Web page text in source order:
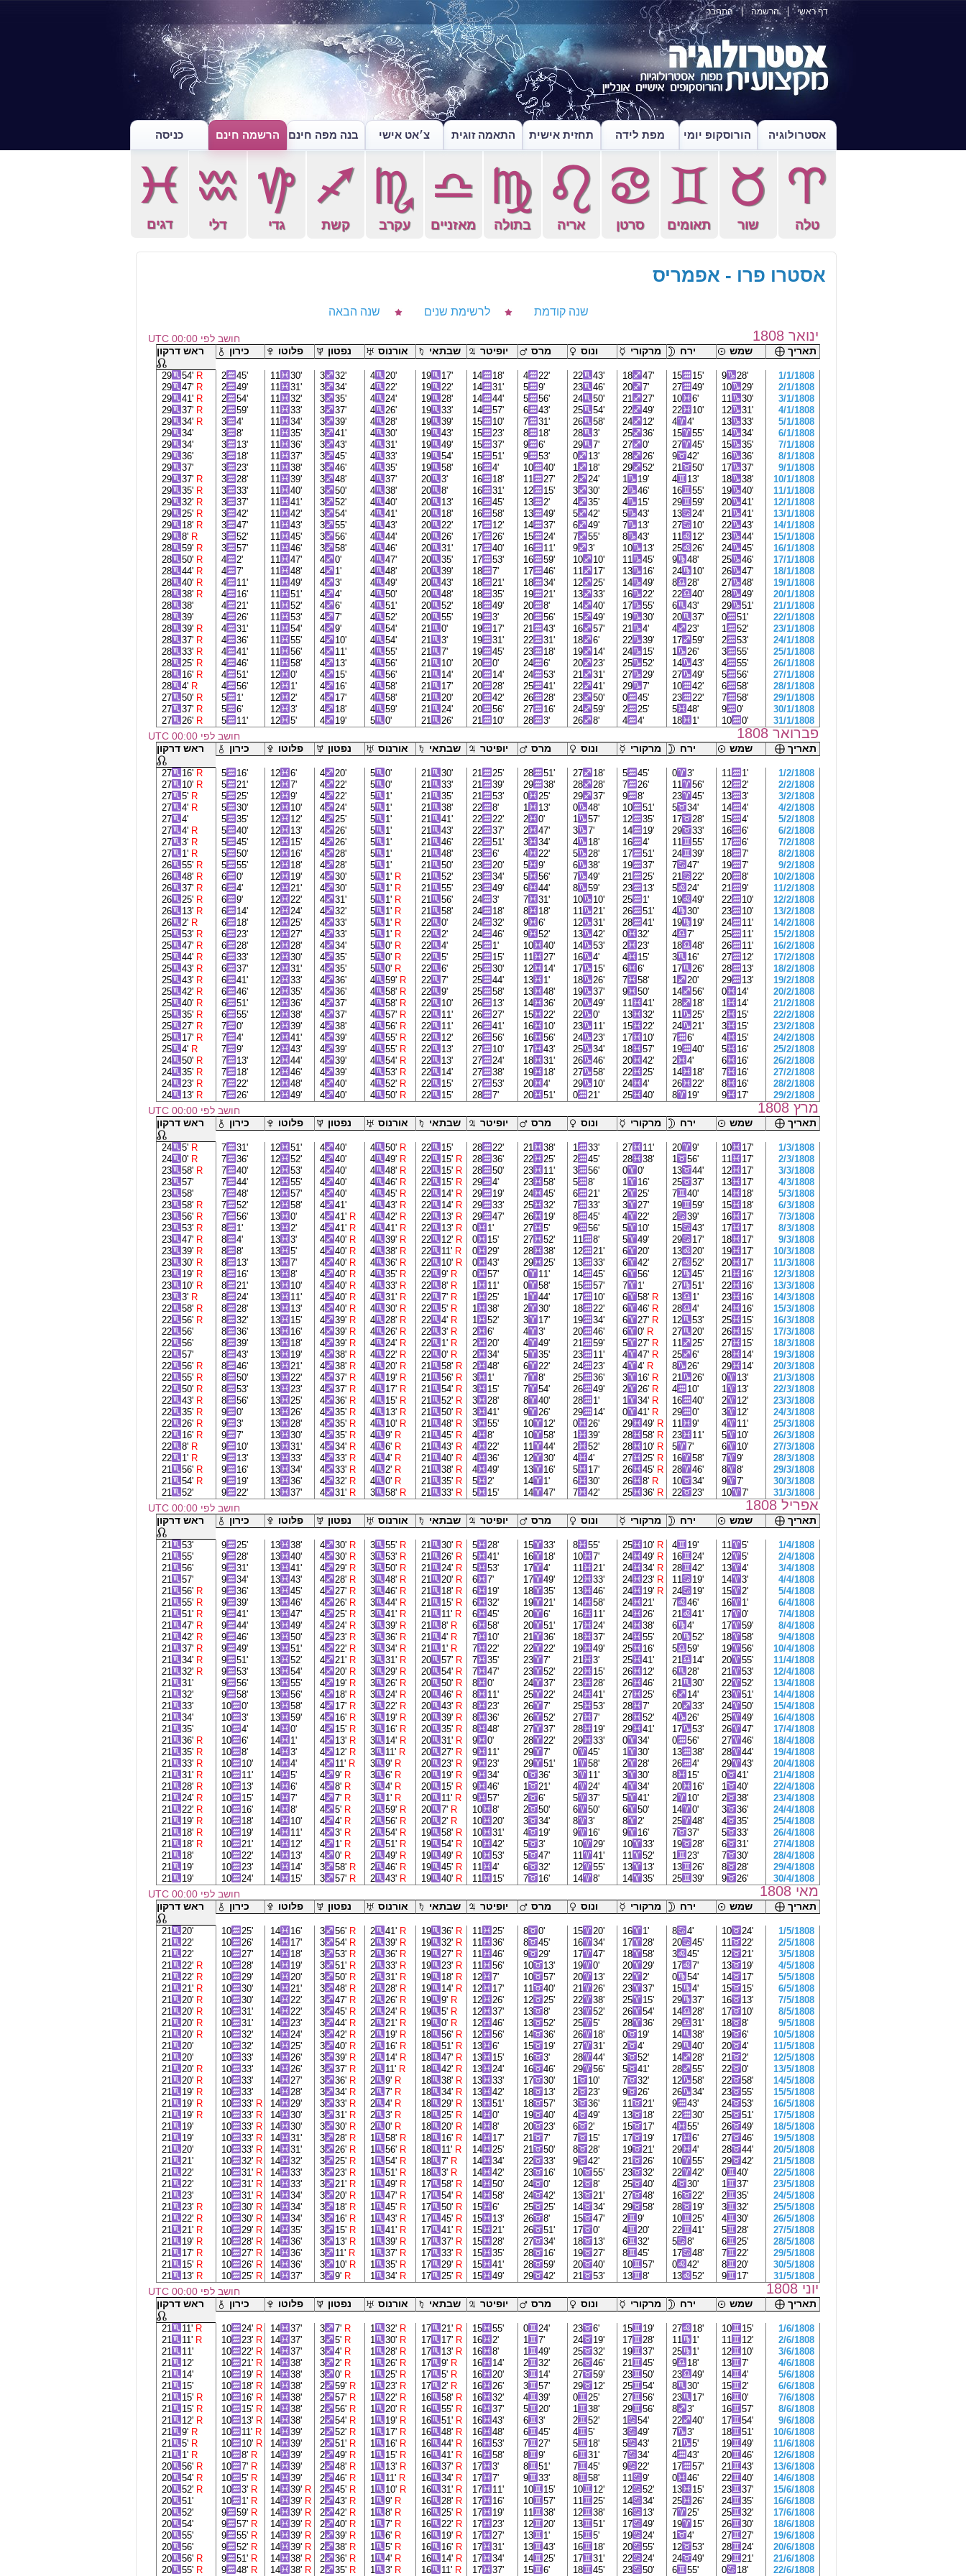
דף ראשי הרשמה התחבר
אסטרולוגיה הורוסקופ יומי מפת לידה תחזית אישית התאמה זוגית צ׳אט אישי בנה מפה חינם הרשמה חינם כניסה
a
טלה
s
שור
d
תאומים
f
סרטן
g
אריה
h
בתולה
j
מאזניים
k
עקרב
l
קשת
z
גדי
x
דלי
c
דגים
אסטרו פרו - אפמריס
שנה קודמת לרשימת שנים שנה הבאה
ינואר 1808
חושב לפי 00:00 UTC
תאריך
שמש ירח מרקורי ונוס מרס יופיטר שבתאי אורנוס נפטון פלוטו כירון ראש דרקון
1/1/1808
9 28'
15 15'
18 47'
22 43'
4 22'
14 18'
19 17'
4 20'
3 32'
11 30'
2 45'
29 54' R
2/1/1808
10 29'
27 49'
20 7'
23 46'
5 9'
14 31'
19 22'
4 22'
3 34'
11 31'
2 49'
29 47' R
3/1/1808
11 30'
10 6'
21 27'
24 50'
5 56'
14 44'
19 28'
4 24'
3 35'
11 32'
2 54'
29 41' R
4/1/1808
12 31'
22 10'
22 49'
25 54'
6 43'
14 57'
19 33'
4 26'
3 37'
11 33'
2 59'
29 37' R
5/1/1808
13 33'
4 4'
24 12'
26 58'
7 31'
15 10'
19 39'
4 28'
3 39'
11 34'
3 4'
29 34' R
6/1/1808
14 34'
15 55'
25 36'
28 3'
8 18'
15 23'
19 43'
4 30'
3 41'
11 35'
3 8'
29
34'
7/1/1808
15 35'
27 45'
27 0'
29 7'
9 6'
15 37'
19 49'
4 31'
3 43'
11 36'
3 13'
29
34'
8/1/1808
16 36'
9 42'
28 26'
0 13'
9 53'
15 51'
19 54'
4 33'
3 45'
11 37'
3 18'
29
36'
9/1/1808
17 37'
21 50'
29 52'
1 18'
10 40'
16 4'
19 58'
4 35'
3 46'
11 38'
3 23'
29
37'
10/1/1808
18 38'
4 13'
1 19'
2 24'
11 27'
16 18'
20 3'
4 37'
3 48'
11 39'
3 28'
29 37' R
11/1/1808
19 40'
16 55'
2 46'
3 30'
12 15'
16 31'
20 8'
4 38'
3 50'
11 40'
3 33'
29 35' R
12/1/1808
20 41'
29 59'
4 15'
4 35'
13 2'
16 45'
20 13'
4 40'
3 52'
11 41'
3 37'
29 32' R
13/1/1808
21 41'
13 24'
5 43'
5 42'
13 49'
16 58'
20 18'
4 41'
3 54'
11 42'
3 42'
29 25' R
14/1/1808
22 43'
27 10'
7 13'
6 49'
14 37'
17 12'
20 22'
4 43'
3 55'
11 43'
3 47'
29 18' R
15/1/1808
23 44'
11 12'
8 43'
7 55'
15 24'
17 26'
20 26'
4 44'
3 56'
11 45'
3 52'
29 8' R
16/1/1808
24 45'
25 26'
10 13'
9 3'
16 11'
17 40'
20 31'
4 46'
3 58'
11 46'
3 57'
28 59' R
17/1/1808
25 46'
9 48'
11 45'
10 10'
16 59'
17 53'
20 35'
4 47'
4 0'
11 47'
4 2'
28 50' R
18/1/1808
26 47'
24 10'
13 16'
11 17'
17 46'
18 7'
20 39'
4 48'
4 1'
11 48'
4 7'
28 44' R
19/1/1808
27 48'
8 28'
14 49'
12 25'
18 34'
18 21'
20 43'
4 49'
4 3'
11 49'
4 11'
28 40' R
20/1/1808
28 49'
22 40'
16 22'
13 33'
19 21'
18 35'
20 48'
4 50'
4 4'
11 51'
4 16'
28 38' R
21/1/1808
29 51'
6 43'
17 55'
14 40'
20 8'
18 49'
20 52'
4 51'
4 6'
11 52'
4 21'
28
38'
22/1/1808
0 51'
20 37'
19 30'
15 49'
20 56'
19 3'
20 55'
4 52'
4 7'
11 53'
4 26'
28
39'
23/1/1808
1 52'
4 23'
21 4'
16 57'
21 43'
19 17'
21 0'
4 54'
4 9'
11 54'
4 31'
28 39' R
24/1/1808
2 53'
17 59'
22 39'
18 6'
22 31'
19 31'
21 3'
4 54'
4 10'
11 55'
4 36'
28 37' R
25/1/1808
3 55'
1 26'
24 15'
19 14'
23 18'
19 45'
21 7'
4 55'
4 11'
11 56'
4 41'
28 33' R
26/1/1808
4 55'
14 43'
25 52'
20 23'
24 6'
20 0'
21 10'
4 56'
4 13'
11 58'
4 46'
28 25' R
27/1/1808
5 56'
27 49'
27 29'
21 31'
24 53'
20 14'
21 14'
4 56'
4 15'
12 0'
4 51'
28 16' R
28/1/1808
6 58'
10 42'
29 7'
22 41'
25 41'
20 28'
21 17'
4 58'
4 16'
12 1'
4 56'
28 4' R
29/1/1808
7 58'
23 22'
0 45'
23 50'
26 28'
20 42'
21 20'
4 58'
4 17'
12 2'
5 1'
27 50' R
30/1/1808
9 0'
5 48'
2 25'
24 59'
27 16'
20 56'
21 24'
4 59'
4 18'
12 3'
5 6'
27 37' R
31/1/1808
10 0'
18 1'
4 4'
26 8'
28 3'
21 10'
21 26'
5 0'
4 19'
12 5'
5 11'
27 26' R
פברואר 1808
חושב לפי 00:00 UTC
תאריך
שמש ירח מרקורי ונוס מרס יופיטר שבתאי אורנוס נפטון פלוטו כירון ראש דרקון
1/2/1808
11 1'
0 3'
5 45'
27 18'
28 51'
21 25'
21 30'
5 0'
4 20'
12 6'
5 16'
27 16' R
2/2/1808
12 2'
11 56'
7 26'
28 28'
29 38'
21 39'
21 33'
5 0'
4 22'
12 7'
5 21'
27 10' R
3/2/1808
13 3'
23 45'
9 8'
29 37'
0 25'
21 53'
21 35'
5 1'
4 22'
12 9'
5 25'
27 5' R
4/2/1808
14 4'
5 34'
10 51'
0 48'
1 13'
22 8'
21 38'
5 1'
4 24'
12 10'
5 30'
27 4' R
5/2/1808
15 4'
17 28'
12 35'
1 57'
2 0'
22 22'
21 41'
5 1'
4 25'
12 12'
5 35'
27
4'
6/2/1808
16 6'
29 33'
14 19'
3 7'
2 47'
22 37'
21 43'
5 1'
4 26'
12 13'
5 40'
27 4' R
7/2/1808
17 6'
11 55'
16 4'
4 18'
3 34'
22 51'
21 46'
5 1'
4 26'
12 15'
5 45'
27 3' R
8/2/1808
18 7'
24 39'
17 51'
5 28'
4 22'
23 6'
21 48'
5 1'
4 28'
12 16'
5 50'
27 1' R
9/2/1808
19 7'
7 47'
19 37'
6 38'
5 9'
23 20'
21 50'
5 1'
4 28'
12 18'
5 55'
26 55' R
10/2/1808
20 8'
21 22'
21 25'
7 49'
5 56'
23 34'
21 52'
5 1' R
4 30'
12 19'
6 0'
26 48' R
11/2/1808
21 9'
5 24'
23 13'
8 59'
6 44'
23 49'
21 55'
5 1' R
4 30'
12 21'
6 4'
26 37' R
12/2/1808
22 10'
19 49'
25 1'
10 10'
7 31'
24 3'
21 56'
5 1' R
4 31'
12 22'
6 9'
26 25' R
13/2/1808
23 10'
4 30'
26 51'
11 21'
8 18'
24 18'
21 58'
5 1' R
4 32'
12 24'
6 14'
26 13' R
14/2/1808
24 11'
19 19'
28 41'
12 31'
9 6'
24 32'
22 0'
5 1' R
4 33'
12 25'
6 18'
26 2' R
15/2/1808
25 11'
4 7'
0 32'
13 42'
9 52'
24 46'
22 2'
5 1' R
4 33'
12 27'
6 23'
25 53' R
16/2/1808
26 11'
18 48'
2 23'
14 53'
10 40'
25 1'
22 4'
5 0' R
4 34'
12 28'
6 28'
25 47' R
17/2/1808
27 12'
3 16'
4 15'
16 4'
11 27'
25 15'
22 5'
5 0' R
4 35'
12 30'
6 33'
25 44' R
18/2/1808
28 13'
17 26'
6 6'
17 15'
12 14'
25 30'
22 6'
5 0' R
4 35'
12 31'
6 37'
25 43' R
19/2/1808
29 13'
1 20'
7 58'
18 26'
13 1'
25 44'
22 7'
4 59' R
4 36'
12 33'
6 41'
25 43' R
20/2/1808
0 14'
14 56'
9 50'
19 37'
13 48'
25 58'
22 9'
4 58' R
4 36'
12 35'
6 46'
25 42' R
21/2/1808
1 14'
28 18'
11 41'
20 49'
14 36'
26 13'
22 10'
4 58' R
4 37'
12 36'
6 51'
25 40' R
22/2/1808
2 15'
11 25'
13 32'
22 0'
15 22'
26 27'
22 11'
4 57' R
4 37'
12 38'
6 55'
25 35' R
23/2/1808
3 15'
24 21'
15 22'
23 11'
16 10'
26 41'
22 11'
4 56' R
4 38'
12 39'
7 0'
25 27' R
24/2/1808
4 15'
7 6'
17 10'
24 23'
16 56'
26 56'
22 12'
4 55' R
4 39'
12 41'
7 4'
25 17' R
25/2/1808
5 16'
19 40'
18 57'
25 34'
17 43'
27 10'
22 13'
4 55' R
4 39'
12 43'
7 9'
25 4' R
26/2/1808
6 16'
2 4'
20 42'
26 46'
18 31'
27 24'
22 13'
4 54' R
4 39'
12 44'
7 13'
24 50' R
27/2/1808
7 16'
14 18'
22 25'
27 58'
19 18'
27 38'
22 14'
4 53' R
4 39'
12 46'
7 18'
24 35' R
28/2/1808
8 16'
26 22'
24 4'
29 10'
20 4'
27 53'
22 15'
4 52' R
4 40'
12 48'
7 22'
24 23' R
29/2/1808
9 17'
8 19'
25 40'
0 21'
20 51'
28 7'
22 15'
4 50' R
4 40'
12 49'
7 26'
24 13' R
מרץ 1808
חושב לפי 00:00 UTC
תאריך
שמש ירח מרקורי ונוס מרס יופיטר שבתאי אורנוס נפטון פלוטו כירון ראש דרקון
1/3/1808
10 17'
20 9'
27 11'
1 33'
21 38'
28 22'
22 15'
4 50' R
4 40'
12 51'
7 31'
24 5' R
2/3/1808
11 17'
1 56'
28 38'
2 45'
22 25'
28 36'
22 15' R
4 49' R
4 40'
12 52'
7 36'
24 0' R
3/3/1808
12 17'
13 44'
0 0'
3 56'
23 11'
28 50'
22 15' R
4 48' R
4 40'
12 53'
7 40'
23 58' R
4/3/1808
13 17'
25 37'
1 16'
5 8'
23 58'
29 4'
22 15' R
4 46' R
4 40'
12 55'
7 44'
23
57'
5/3/1808
14 18'
7 40'
2 25'
6 21'
24 45'
29 19'
22 14' R
4 45' R
4 40'
12 57'
7 48'
23
58'
6/3/1808
15 18'
19 59'
3 27'
7 33'
25 32'
29 33'
22 14' R
4 43' R
4 41'
12 58'
7 52'
23 58' R
7/3/1808
16 17'
2 39'
4 22'
8 45'
26 19'
29 47'
22 13' R
4 42' R
4 41' R
13 0'
7 56'
23 56' R
8/3/1808
17 17'
15 43'
5 10'
9 56'
27 5'
0 1'
22 13' R
4 41' R
4 41' R
13 2'
8 1'
23 53' R
9/3/1808
18 17'
29 17'
5 49'
11 8'
27 52'
0 15'
22 12' R
4 39' R
4 40' R
13 3'
8 4'
23 47' R
10/3/1808
19 17'
13 20'
6 20'
12 21'
28 38'
0 29'
22 11' R
4 38' R
4 40' R
13 5'
8 8'
23 39' R
11/3/1808
20 17'
27 52'
6 42'
13 33'
29 25'
0 43'
22 10' R
4 36' R
4 40' R
13 7'
8 13'
23 30' R
12/3/1808
21 16'
12 45'
6 56'
14 45'
0 11'
0 57'
22 9' R
4 35' R
4 40' R
13 8'
8 16'
23 19' R
13/3/1808
22 16'
27 51'
7 1'
15 57'
0 58'
1 11'
22 8' R
4 33' R
4 40' R
13 10'
8 21'
23 10' R
14/3/1808
23 16'
13 1'
6 58' R
17 10'
1 44'
1 25'
22 7' R
4 31' R
4 40' R
13 11'
8 24'
23 3' R
15/3/1808
24 16'
28 4'
6 46' R
18 22'
2 30'
1 38'
22 5' R
4 30' R
4 40' R
13 13'
8 28'
22 58' R
16/3/1808
25 15'
12 53'
6 27' R
19 34'
3 17'
1 52'
22 4' R
4 28' R
4 39' R
13 15'
8 32'
22 56' R
17/3/1808
26 15'
27 20'
6 0' R
20 46'
4 3'
2 6'
22 3' R
4 26' R
4 39' R
13 16'
8 36'
22
56'
18/3/1808
27 15'
11 25'
5 27' R
21 59'
4 49'
2 20'
22 1' R
4 24' R
4 39' R
13 18'
8 39'
22
56'
19/3/1808
28 14'
25 6'
4 47' R
23 11'
5 35'
2 34'
22 0' R
4 22' R
4 38' R
13 19'
8 43'
22
57'
20/3/1808
29 14'
8 26'
4 4' R
24 23'
6 22'
2 48'
21 58' R
4 20' R
4 38' R
13 21'
8 46'
22 56' R
21/3/1808
0 13'
21 26'
3 16' R
25 36'
7 8'
3 1'
21 56' R
4 19' R
4 37' R
13 22'
8 50'
22 55' R
22/3/1808
1 13'
4 10'
2 26' R
26 49'
7 54'
3 15'
21 54' R
4 17' R
4 37' R
13 23'
8 53'
22 50' R
23/3/1808
2 12'
16 40'
1 34' R
28 1'
8 40'
3 28'
21 52' R
4 15' R
4 36' R
13 25'
8 56'
22 43' R
24/3/1808
3 12'
29 0'
0 41' R
29 14'
9 26'
3 41'
21 50' R
4 13' R
4 35' R
13 26'
9 0'
22 35' R
25/3/1808
4 11'
11 9'
29 49' R
0 26'
10 12'
3 55'
21 48' R
4 10' R
4 35' R
13 28'
9 3'
22 26' R
26/3/1808
5 10'
23 11'
28 58' R
1 39'
10 58'
4 8'
21 45' R
4 9' R
4 35' R
13 30'
9 7'
22 16' R
27/3/1808
6 10'
5 7'
28 10' R
2 52'
11 44'
4 22'
21 43' R
4 6' R
4 34' R
13 31'
9 10'
22 8' R
28/3/1808
7 9'
16 58'
27 25' R
4 4'
12 30'
4 36'
21 40' R
4 4' R
4 33' R
13 33'
9 13'
22 1' R
29/3/1808
8 8'
28 46'
26 45' R
5 17'
13 16'
4 49'
21 38' R
4 2' R
4 33' R
13 34'
9 16'
21 56' R
30/3/1808
9 7'
10 34'
26 8' R
6 30'
14 1'
5 2'
21 35' R
4 0' R
4 32' R
13 36'
9 19'
21 54' R
31/3/1808
10 7'
22 23'
25 36' R
7 42'
14 47'
5 15'
21 33' R
3 58' R
4 31' R
13 37'
9 22'
21 52'
אפריל 1808
חושב לפי 00:00 UTC
תאריך
שמש ירח מרקורי ונוס מרס יופיטר שבתאי אורנוס נפטון פלוטו כירון ראש דרקון
1/4/1808
11 5'
4 19'
25 10' R
8 55'
15 33'
5 28'
21 30' R
3 55' R
4 30' R
13 38'
9 25'
21
53'
2/4/1808
12 5'
16 24'
24 49' R
10 7'
16 18'
5 41'
21 26' R
3 53' R
4 30' R
13 40'
9 28'
21
55'
3/4/1808
13 4'
28 42'
24 34' R
11 21'
17 4'
5 53'
21 24' R
3 50' R
4 29' R
13 41'
9 31'
21
56'
4/4/1808
14 3'
11 19'
24 23' R
12 33'
17 49'
6 7'
21 20' R
3 48' R
4 28' R
13 43'
9 34'
21
57'
5/4/1808
15 2'
24 19'
24 19' R
13 46'
18 35'
6 19'
21 18' R
3 46' R
4 27' R
13 45'
9 36'
21 56' R
6/4/1808
16 1'
7 46'
24 21'
14 58'
19 21'
6 32'
21 15' R
3 44' R
4 26' R
13 46'
9 39'
21 55' R
7/4/1808
17 0'
21 41'
24 26'
16 11'
20 6'
6 45'
21 11' R
3 41' R
4 25' R
13 47'
9 41'
21 51' R
8/4/1808
17 59'
6 4'
24 38'
17 24'
20 51'
6 58'
21 8' R
3 39' R
4 24' R
13 49'
9 44'
21 47' R
9/4/1808
18 58'
20 52'
24 55'
18 37'
21 36'
7 10'
21 4' R
3 36' R
4 23' R
13 50'
9 46'
21 42' R
10/4/1808
19 56'
5 59'
25 16'
19 49'
22 22'
7 22'
21 1' R
3 34' R
4 22' R
13 51'
9 49'
21 37' R
11/4/1808
20 55'
21 14'
25 41'
21 3'
23 7'
7 35'
20 57' R
3 31' R
4 21' R
13 52'
9 51'
21 34' R
12/4/1808
21 53'
6 28'
26 12'
22 15'
23 52'
7 47'
20 54' R
3 29' R
4 20' R
13 54'
9 53'
21 32' R
13/4/1808
22 52'
21 30'
26 46'
23 28'
24 37'
8 0'
20 50' R
3 26' R
4 19' R
13 55'
9 56'
21
31'
14/4/1808
23 51'
6 14'
27 25'
24 41'
25 22'
8 11'
20 46' R
3 24' R
4 18' R
13 56'
9 58'
21
32'
15/4/1808
24 50'
20 33'
28 7'
25 53'
26 7'
8 23'
20 43' R
3 22' R
4 17' R
13 58'
10 0'
21
33'
16/4/1808
25 49'
4 26'
28 52'
27 7'
26 52'
8 36'
20 39' R
3 19' R
4 16' R
13 59'
10 3'
21
34'
17/4/1808
26 47'
17 53'
29 41'
28 19'
27 37'
8 48'
20 35' R
3 16' R
4 15' R
14 0'
10 4'
21
35'
18/4/1808
27 46'
0 56'
0 34'
29 33'
28 22'
9 0'
20 31' R
3 14' R
4 13' R
14 1'
10 6'
21 36' R
19/4/1808
28 44'
13 38'
1 30'
0 45'
29 7'
9 11'
20 27' R
3 11' R
4 12' R
14 3'
10 8'
21 35' R
20/4/1808
29 43'
26 4'
2 28'
1 58'
29 51'
9 23'
20 23' R
3 9' R
4 11' R
14 4'
10 10'
21 33' R
21/4/1808
0 41'
8 15'
3 30'
3 11'
0 36'
9 34'
20 19' R
3 6' R
4 9' R
14 5'
10 11'
21 31' R
22/4/1808
1 40'
20 16'
4 34'
4 24'
1 21'
9 46'
20 15' R
3 4' R
4 8' R
14 6'
10 13'
21 28' R
23/4/1808
2 38'
2 10'
5 41'
5 37'
2 6'
9 57'
20 11' R
3 1' R
4 7' R
14 7'
10 15'
21 24' R
24/4/1808
3 36'
14 0'
6 50'
6 50'
2 50'
10 8'
20 7' R
2 59' R
4 5' R
14 8'
10 16'
21 22' R
25/4/1808
4 35'
25 48'
8 2'
8 3'
3 34'
10 20'
20 2' R
2 56' R
4 4' R
14 10'
10 18'
21 19' R
26/4/1808
5 33'
7 37'
9 16'
9 16'
4 19'
10 31'
19 58' R
2 54' R
4 3' R
14 11'
10 19'
21 18' R
27/4/1808
6 31'
19 28'
10 33'
10 29'
5 3'
10 42'
19 54' R
2 51' R
4 1' R
14 12'
10 21'
21 18' R
28/4/1808
7 30'
1 23'
11 52'
11 41'
5 47'
10 53'
19 49' R
2 49' R
4 0' R
14 13'
10 22'
21
18'
29/4/1808
8 28'
13 26'
13 13'
12 55'
6 32'
11 4'
19 45' R
2 46' R
3 58' R
14 14'
10 23'
21
19'
30/4/1808
9 26'
25 39'
14 35'
14 8'
7 16'
11 15'
19 40' R
2 43' R
3 57' R
14 15'
10 24'
21 19'
מאי 1808
חושב לפי 00:00 UTC
תאריך
שמש ירח מרקורי ונוס מרס יופיטר שבתאי אורנוס נפטון פלוטו כירון ראש דרקון
1/5/1808
10 24'
8 4'
16 1'
15 20'
8 0'
11 25'
19 36' R
2 41' R
3 56' R
14 16'
10 25'
21
20'
2/5/1808
11 22'
20 45'
17 28'
16 34'
8 45'
11 36'
19 32' R
2 39' R
3 54' R
14 17'
10 26'
21
22'
3/5/1808
12 21'
3 45'
18 58'
17 47'
9 29'
11 46'
19 27' R
2 36' R
3 53' R
14 18'
10 27'
21
22'
4/5/1808
13 19'
17 7'
20 29'
19 0'
10 13'
11 56'
19 23' R
2 33' R
3 51' R
14 19'
10 28'
21 22' R
5/5/1808
14 17'
0 54'
22 2'
20 13'
10 57'
12 7'
19 18' R
2 31' R
3 50' R
14 20'
10 29'
21 22' R
6/5/1808
15 15'
15 4'
23 37'
21 26'
11 40'
12 17'
19 14' R
2 28' R
3 48' R
14 21'
10 30'
21 21' R
7/5/1808
16 13'
29 37'
25 15'
22 38'
12 25'
12 26'
19 9' R
2 26' R
3 47' R
14 22'
10 30'
21 20' R
8/5/1808
17 10'
14 28'
26 54'
23 52'
13 8'
12 37'
19 5' R
2 24' R
3 45' R
14 22'
10 31'
21 20' R
9/5/1808
18 8'
29 31'
28 36'
25 5'
13 52'
12 46'
19 0' R
2 21' R
3 44' R
14 23'
10 31'
21 20' R
10/5/1808
19 6'
14 38'
0 19'
26 18'
14 36'
12 56'
18 56' R
2 19' R
3 42' R
14 24'
10 32'
21 20' R
11/5/1808
20 4'
29 40'
2 4'
27 31'
15 19'
13 6'
18 51' R
2 16' R
3 40' R
14 25'
10 32'
21
20'
12/5/1808
21 2'
14 28'
3 52'
28 44'
16 3'
13 15'
18 47' R
2 14' R
3 39' R
14 26'
10 33'
21
20'
13/5/1808
22 0'
28 55'
5 41'
29 56'
16 46'
13 24'
18 42' R
2 11' R
3 37' R
14 26'
10 33'
21 20' R
14/5/1808
22 58'
12 58'
7 32'
1 10'
17 30'
13 33'
18 38' R
2 9' R
3 36' R
14 27'
10 33'
21 20' R
15/5/1808
23 55'
26 34'
9 26'
2 23'
18 13'
13 42'
18 34' R
2 7' R
3 34' R
14 28'
10 33'
21 19' R
16/5/1808
24 53'
9 43'
11 21'
3 36'
18 57'
13 51'
18 29' R
2 4' R
3 33' R
14 29'
10 33' R
21 19' R
17/5/1808
25 51'
22 30'
13 18'
4 49'
19 40'
14 0'
18 25' R
2 3' R
3 31' R
14 30'
10 33' R
21 19' R
18/5/1808
26 49'
4 55'
15 17'
6 2'
20 23'
14 8'
18 20' R
2 0' R
3 30' R
14 30'
10 33' R
21
19'
19/5/1808
27 46'
17 6'
17 19'
7 15'
21 7'
14 17'
18 16' R
1 58' R
3 28' R
14 31'
10 33' R
21
19'
20/5/1808
28 44'
29 4'
19 21'
8 28'
21 50'
14 25'
18 11' R
1 56' R
3 26' R
14 31'
10 33' R
21
20'
21/5/1808
29 42'
10 55'
21 26'
9 42'
22 33'
14 34'
18 7' R
1 54' R
3 25' R
14 32'
10 32' R
21
21'
22/5/1808
0 40'
22 42'
23 32'
10 55'
23 16'
14 42'
18 3' R
1 51' R
3 23' R
14 33'
10 31' R
21
22'
23/5/1808
1 37'
4 30'
25 40'
12 8'
24 0'
14 50'
17 58' R
1 49' R
3 21' R
14 33'
10 31' R
21
22'
24/5/1808
2 35'
16 22'
27 48'
13 21'
24 42'
14 58'
17 54' R
1 47' R
3 20' R
14 34'
10 31' R
21
23'
25/5/1808
3 32'
28 19'
29 58'
14 34'
25 25'
15 6'
17 50' R
1 45' R
3 18' R
14 34'
10 30' R
21 23' R
26/5/1808
4 30'
10 25'
2 9'
15 47'
26 8'
15 13'
17 45' R
1 43' R
3 16' R
14 34'
10 30' R
21 22' R
27/5/1808
5 28'
22 41'
4 20'
17 0'
26 51'
15 21'
17 41' R
1 41' R
3 15' R
14 35'
10 29' R
21 21' R
28/5/1808
6 25'
5 8'
6 32'
18 13'
27 34'
15 28'
17 37' R
1 39' R
3 13' R
14 36'
10 28' R
21 19' R
29/5/1808
7 22'
17 48'
8 45'
19 27'
28 16'
15 35'
17 33' R
1 37' R
3 11' R
14 36'
10 27' R
21 17' R
30/5/1808
8 20'
0 42'
10 57'
20 40'
28 59'
15 41'
17 29' R
1 35' R
3 10' R
14 36'
10 26' R
21 15' R
31/5/1808
9 17'
13 52'
13 8'
21 53'
29 42'
15 49'
17 25' R
1 34' R
3 9' R
14 37'
10 25' R
21 13' R
יוני 1808
חושב לפי 00:00 UTC
תאריך
שמש ירח מרקורי ונוס מרס יופיטר שבתאי אורנוס נפטון פלוטו כירון ראש דרקון
1/6/1808
10 15'
27 18'
15 19'
23 6'
0 24'
15 55'
17 21' R
1 32' R
3 7' R
14 37'
10 24' R
21 11' R
2/6/1808
11 12'
11 1'
17 28'
24 19'
1 7'
16 2'
17 17' R
1 30' R
3 5' R
14 37'
10 23' R
21 11' R
3/6/1808
12 10'
25 1'
19 37'
25 32'
1 49'
16 8'
17 13' R
1 28' R
3 4' R
14 37'
10 22' R
21
11'
4/6/1808
13 7'
9 18'
21 45'
26 46'
2 32'
16 14'
17 9' R
1 26' R
3 2' R
14 38'
10 21' R
21
12'
5/6/1808
14 4'
23 49'
23 50'
27 59'
3 14'
16 20'
17 5' R
1 25' R
3 0' R
14 38'
10 19' R
21
14'
6/6/1808
15 2'
8 30'
25 54'
29 12'
3 57'
16 26'
17 2' R
1 23' R
2 59' R
14 38'
10 18' R
21
15'
7/6/1808
16 0'
23 17'
27 56'
0 25'
4 39'
16 32'
16 58' R
1 22' R
2 57' R
14 38'
10 16' R
21 15' R
8/6/1808
16 57'
8 3'
29 56'
1 38'
5 20'
16 37'
16 55' R
1 20' R
2 56' R
14 38'
10 15' R
21 15' R
9/6/1808
17 54'
22 40'
1 54'
2 52'
6 3'
16 43'
16 51' R
1 19' R
2 54' R
14 38'
10 13' R
21 12' R
10/6/1808
18 51'
7 3'
3 49'
4 5'
6 45'
16 48'
16 48' R
1 17' R
2 52' R
14 39'
10 11' R
21 9' R
11/6/1808
19 49'
21 5'
5 43'
5 18'
7 27'
16 53'
16 44' R
1 16' R
2 51' R
14 39'
10 10' R
21 5' R
12/6/1808
20 46'
4 43'
7 34'
6 31'
8 9'
16 58'
16 41' R
1 15' R
2 49' R
14 39'
10 8' R
21 1' R
13/6/1808
21 43'
17 57'
9 22'
7 45'
8 51'
17 3'
16 37' R
1 13' R
2 48' R
14 39'
10 7' R
20 56' R
14/6/1808
22 40'
0 46'
11 9'
8 58'
9 33'
17 7'
16 34' R
1 11' R
2 46' R
14 39'
10 5' R
20 54' R
15/6/1808
23 37'
13 15'
12 52'
10 12'
10 15'
17 11'
16 31' R
1 10' R
2 45' R
14 39' R
10 3' R
20 52' R
16/6/1808
24 35'
25 26'
14 34'
11 25'
10 57'
17 16'
16 28' R
1 9' R
2 43' R
14 39' R
10 1' R
20
51'
17/6/1808
25 32'
7 25'
16 13'
12 38'
11 38'
17 19'
16 25' R
1 8' R
2 42' R
14 39' R
9 59' R
20
52'
18/6/1808
26 30'
19 15'
17 49'
13 51'
12 20'
17 23'
16 22' R
1 7' R
2 40' R
14 39' R
9 57' R
20
54'
19/6/1808
27 27'
1 4'
19 24'
15 5'
13 1'
17 27'
16 19' R
1 6' R
2 39' R
14 39' R
9 55' R
20
55'
20/6/1808
28 24'
12 53'
20 55'
16 18'
13 43'
17 31'
16 16' R
1 5' R
2 38' R
14 39' R
9 52' R
20
56'
21/6/1808
29 21'
24 49'
22 24'
17 31'
14 25'
17 34'
16 14' R
1 4' R
2 36' R
14 38' R
9 51' R
20 56' R
22/6/1808
0 18'
6 55'
23 50'
18 45'
15 6'
17 37'
16 11' R
1 3' R
2 35' R
14 38' R
9 48' R
20 55' R